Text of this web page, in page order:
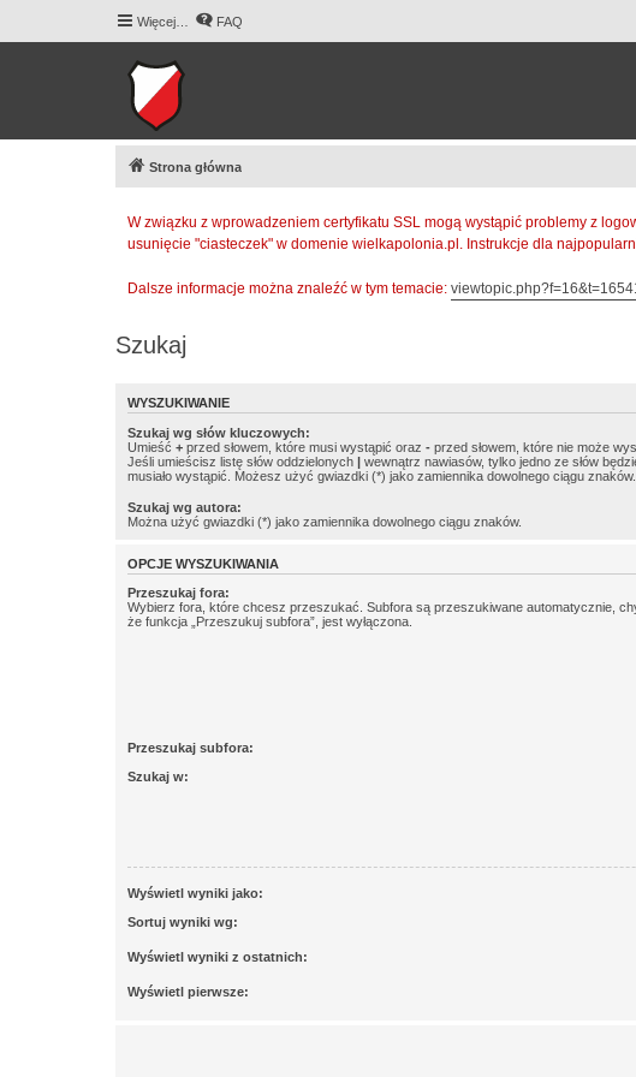
Więcej… FAQ
Strona główna
W związku z wprowadzeniem certyfikatu SSL mogą wystąpić problemy z
usunięcie "ciasteczek" w domenie wielkapolonia.pl. Instrukcje dla
Dalsze informacje można znaleźć w tym temacie:
Szukaj
WYSZUKIWANIE
Szukaj wg słów kluczowych:
Umieść + przed słowem, które musi wystąpić oraz - przed słowem, które nie może
Jeśli umieścisz listę słów oddzielonych | wewnątrz nawiasów, tylko jedno ze słów
musiało wystąpić. Możesz użyć gwiazdki (*) jako zamiennika dowolnego ciągu znaków.
Szukaj wg autora:
Można użyć gwiazdki (*) jako zamiennika dowolnego ciągu znaków.
OPCJE WYSZUKIWANIA
Przeszukaj fora:
Wybierz fora, które chcesz przeszukać. Subfora są przeszukiwane automatycznie,
że funkcja „Przeszukuj subfora”, jest wyłączona.
Przeszukaj subfora:
Szukaj w:
Wyświetl wyniki jako:
Sortuj wyniki wg:
Wyświetl wyniki z ostatnich:
Wyświetl pierwsze: